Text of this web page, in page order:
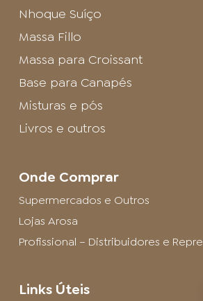
Nhoque Suíço
Massa Fillo
Massa para Croissant
Base para Canapés
Misturas e pós
Livros e outros
Onde Comprar
Supermercados e Outros
Lojas Arosa
Profissional – Distribuidores e
Links Úteis